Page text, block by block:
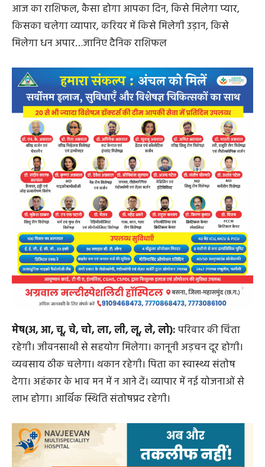
आज का राशिफल, कैसा होगा आपका दिन, किसे मिलेगा प्यार,
किसका चलेगा व्यापार, करियर में किसे मिलेगी उड़ान, किसे
मिलेगा धन अपार…जानिए दैनिक राशिफल
मेष(अ, आ, चू, चे, चो, ला, ली, लू, ले, लो):परिवार की चिंता
रहेगी। जीवनसाथी से सहयोग मिलेगा। कानूनी अड़चन दूर होगी।
व्यवसाय ठीक चलेगा। थकान रहेगी। पिता का स्वास्थ्य संतोष
देगा। अहंकार के भाव मन में न आने दें। व्यापार में नई योजनाओं से
लाभ होगा। आर्थिक स्थिति संतोषप्रद रहेगी।